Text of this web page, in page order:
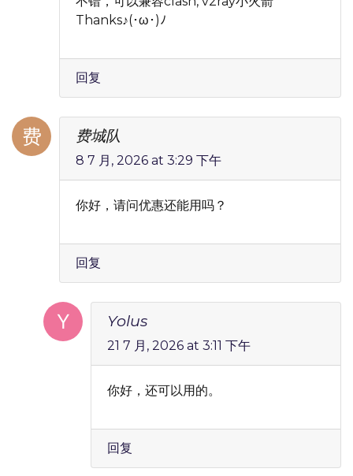
Thanks♪(･ω･)ﾉ
回复
费城队
8 7 月, 2026 at 3:29 下午
你好，请问优惠还能用吗？
回复
Yolus
21 7 月, 2026 at 3:11 下午
你好，还可以用的。
回复